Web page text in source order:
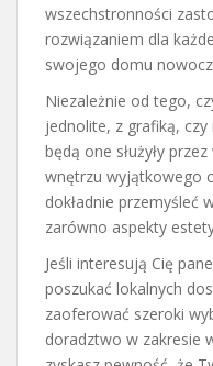
wszechstronności
rozwiązaniem dla
swojego domu
Niezależnie od tego,
jednolite, z grafiką,
będą one służyły
wnętrzu wyjątkowego
dokładnie przemyśleć
zarówno aspekty
Jeśli interesują Cię
poszukać lokalnych
zaoferować szeroki
doradztwo w zakresie